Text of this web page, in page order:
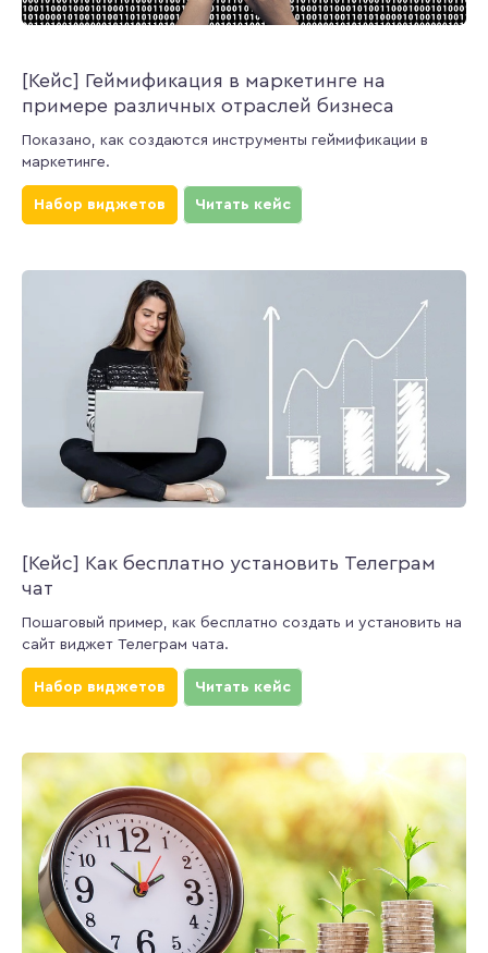
[Кейс] Геймификация в маркетинге на
примере различных отраслей бизнеса
Показано, как создаются инструменты геймификации в
маркетинге.
Набор виджетов Читать кейс
[Кейс] Как бесплатно установить Телеграм
чат
Пошаговый пример, как бесплатно создать и установить на
сайт виджет Телеграм чата.
Набор виджетов Читать кейс